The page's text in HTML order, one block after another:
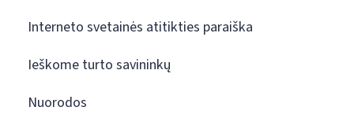
Interneto svetainės atitikties paraiška
Ieškome turto savininkų
Nuorodos